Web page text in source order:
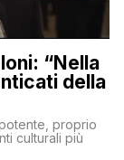
“Nella
della
proprio
culturali più